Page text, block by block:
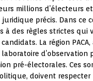
millions d’électeurs
précis. Dans ce
à des règles strictes
La région
pré-électorales. Ces
doivent